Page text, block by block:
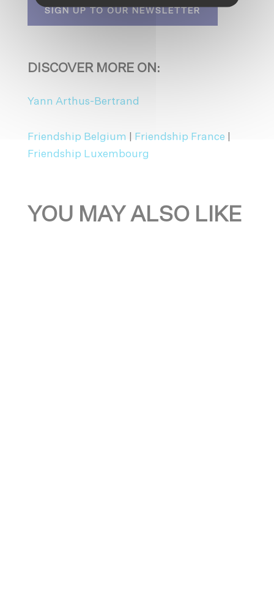
SIGN UP TO OUR NEWSLETTER
DISCOVER MORE ON:
Yann Arthus-Bertrand
Friendship Belgium Friendship France
Friendship Luxembourg
YOU MAY ALSO LIKE